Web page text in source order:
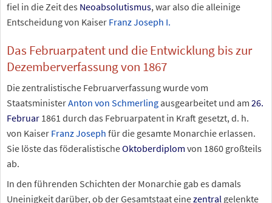
fiel in die Zeit des Neoabsolutismus, war also die alleinige
Entscheidung von Kaiser Franz Joseph I.
Das Februarpatent und die Entwicklung bis zur
Dezemberverfassung von 1867
Die zentralistische Februarverfassung wurde vom
StaatsministerAnton von Schmerling ausgearbeitet und am 26.
Februar 1861 durch das Februarpatent in Kraft gesetzt, d. h.
von Kaiser Franz Joseph für die gesamte Monarchie erlassen.
Sie löste das föderalistischeOktoberdiplom von 1860 großteils
ab.
In den führenden Schichten der Monarchie gab es damals
Uneinigkeit darüber, ob der Gesamtstaat einezentral gelenkte